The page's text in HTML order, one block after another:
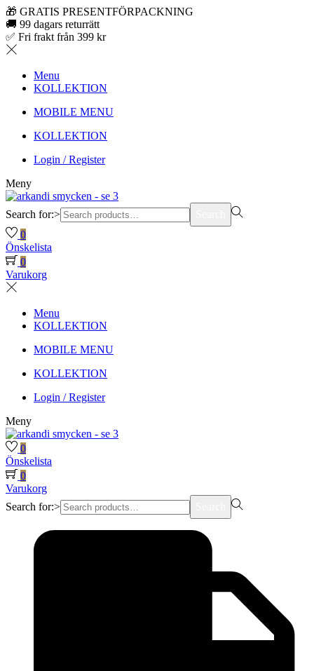
🎁 GRATIS PRESENTFÖRPACKNING
🚚 99 dagars returrätt
✅ Fri frakt från 399 kr
Menu
KOLLEKTION
MOBILE MENU
KOLLEKTION
Login / Register
Meny
Search for:>
0
Önskelista
0
Varukorg
Menu
KOLLEKTION
MOBILE MENU
KOLLEKTION
Login / Register
Meny
0
Önskelista
0
Varukorg
Search for:>